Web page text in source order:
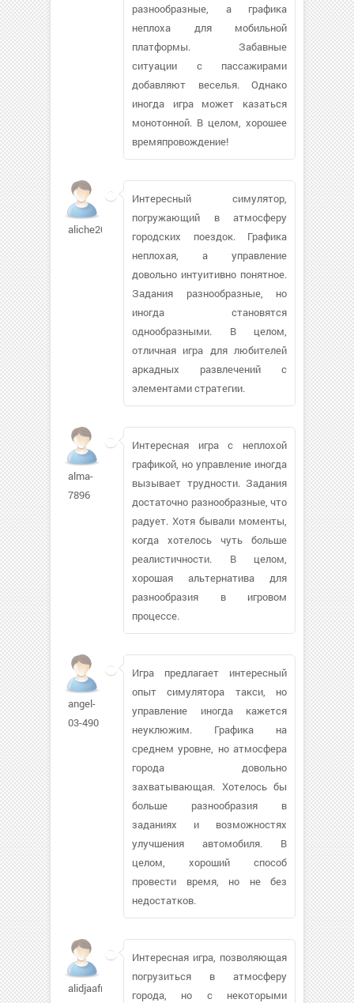
разнообразные, а графика
неплоха для мобильной
платформы. Забавные
ситуации с пассажирами
добавляют веселья. Однако
иногда игра может казаться
монотонной. В целом, хорошее
времяпровождение!
aliche2004
Интересный симулятор,
погружающий в атмосферу
городских поездок. Графика
неплохая, а управление
довольно интуитивно понятное.
Задания разнообразные, но
иногда становятся
однообразными. В целом,
отличная игра для любителей
аркадных развлечений с
элементами стратегии.
alma-
7896
Интересная игра с неплохой
графикой, но управление иногда
вызывает трудности. Задания
достаточно разнообразные, что
радует. Хотя бывали моменты,
когда хотелось чуть больше
реалистичности. В целом,
хорошая альтернатива для
разнообразия в игровом
процессе.
angel-
03-490
Игра предлагает интересный
опыт симулятора такси, но
управление иногда кажется
неуклюжим. Графика на
среднем уровне, но атмосфера
города довольно
захватывающая. Хотелось бы
больше разнообразия в
заданиях и возможностях
улучшения автомобиля. В
целом, хороший способ
провести время, но не без
недостатков.
alidjaafri
Интересная игра, позволяющая
погрузиться в атмосферу
города, но с некоторыми